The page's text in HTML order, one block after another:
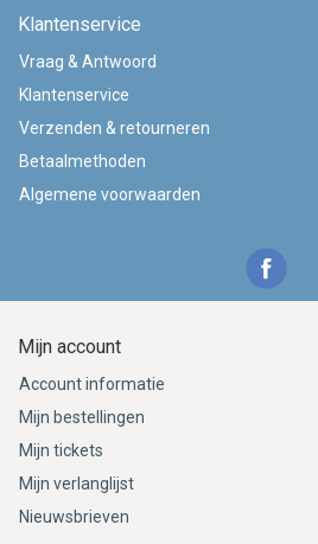
Klantenservice
Vraag & Antwoord
Klantenservice
Verzenden & retourneren
Betaalmethoden
Algemene voorwaarden
Mijn account
Account informatie
Mijn bestellingen
Mijn tickets
Mijn verlanglijst
Nieuwsbrieven